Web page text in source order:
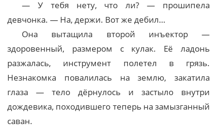
— У тебя нету, что ли? — прошипела
девчонка. — На, держи. Вот же дебил…
Она вытащила второй инъектор —
здоровенный, размером с кулак. Её ладонь
разжалась, инструмент полетел в грязь.
Незнакомка повалилась на землю, закатила
глаза — тело дёрнулось и застыло внутри
дождевика, походившего теперь на замызганный
саван.